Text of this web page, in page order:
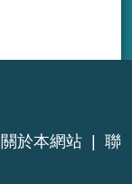
關於本網站
聯